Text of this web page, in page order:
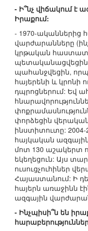
- Ի՞նչ վիճակում է
Իրաքում:
- 1970-ականներից
վարժարանները
կրթական
պահանջվեցին,
հայերենի և կրոնի
դպրոցներում: Եվ
փորձեցին
ինստիտուտը:
հայկական
մոտ 130 աշակերտ
եկեղեցուն: Այս
ուսուցչուհիներ
Հայաստանում: Ի
հայերն առաջինն
ազգային
- Ինչպիսի՞ն են